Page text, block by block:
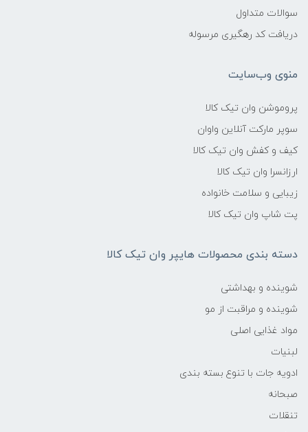
سوالات متداول
دریافت کد رهگیری مرسوله
منوی وب‌سایت
پروموشن وان تیک کالا
سوپر مارکت آنلاین واوان
کیف و کفش وان تیک کالا
ارزانسرا وان تیک کالا
زیبایی و سلامت خانواده
پت شاپ وان تیک کالا
دسته بندی محصولات هایپر وان تیک کالا
شوینده و بهداشتی
شوینده و مراقبت از مو
مواد غذایی اصلی
لبنیات
ادویه جات با تنوع بسته بندی
صبحانه
تنقلات